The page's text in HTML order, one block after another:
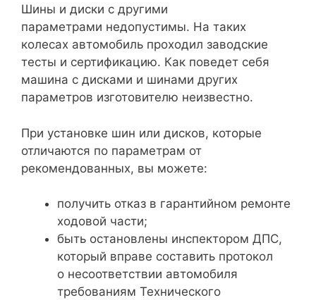
Шины и диски с другими
параметрами недопустимы. На таких
колесах автомобиль проходил заводские
тесты и сертификацию. Как поведет себя
машина с дисками и шинами других
параметров изготовителю неизвестно.
При установке шин или дисков, которые
отличаются по параметрам от
рекомендованных, вы можете:
получить отказ в гарантийном ремонте
ходовой части;
быть остановлены инспектором ДПС,
который вправе составить протокол
о несоответствии автомобиля
требованиям Технического